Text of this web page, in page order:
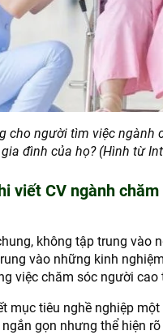
cho người tìm việc ngành
gia đình của họ? (Hình từ
viết CV ngành
không tập trung vào
vào những kinh
việc chăm sóc người cao
mục tiêu nghề nghiệp
gọn nhưng thể hiện